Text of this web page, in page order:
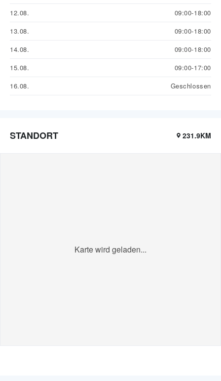
12.08.
09:00-18:00
13.08.
09:00-18:00
14.08.
09:00-18:00
15.08.
09:00-17:00
16.08.
Geschlossen
STANDORT 231.9KM
Karte wird geladen...